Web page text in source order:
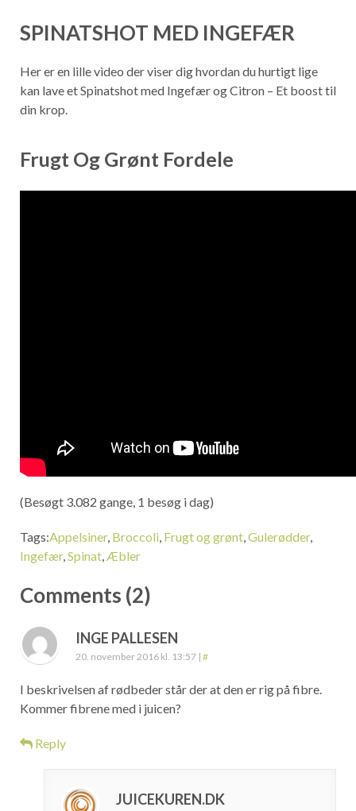
SPINATSHOT MED INGEFÆR
Her er en lille video der viser dig hvordan du hurtigt lige
kan lave et Spinatshot med Ingefær og Citron – Et boost til
din krop.
Frugt Og Grønt Fordele
(Besøgt 3.082 gange, 1 besøg i dag)
Tags:Appelsiner, Broccoli, Frugt og grønt,Gulerødder,
Ingefær,Spinat,Æbler
Comments (2)
INGE PALLESEN
20. november 2016 kl. 13:57 | #
I beskrivelsen af rødbeder står der at den er rig på fibre.
Kommer fibrene med i juicen?
Reply
JUICEKUREN.DK